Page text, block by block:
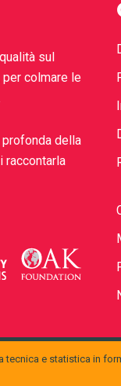
sul
colmare le
della
raccontarla
Commons Attribution
e statistica in